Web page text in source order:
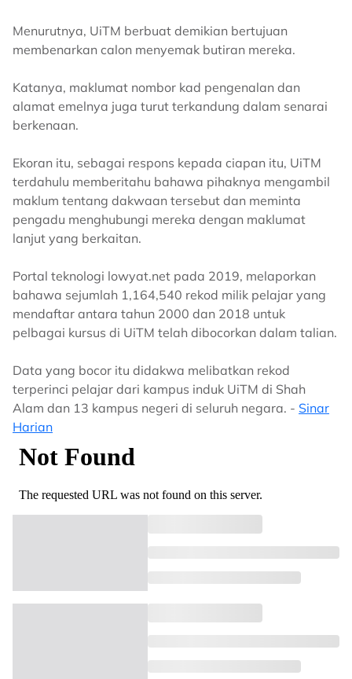
Menurutnya, UiTM berbuat demikian bertujuan
membenarkan calon menyemak butiran mereka.
Katanya, maklumat nombor kad pengenalan dan
alamat emelnya juga turut terkandung dalam senarai
berkenaan.
Ekoran itu, sebagai respons kepada ciapan itu, UiTM
terdahulu memberitahu bahawa pihaknya mengambil
maklum tentang dakwaan tersebut dan meminta
pengadu menghubungi mereka dengan maklumat
lanjut yang berkaitan.
Portal teknologi lowyat.net pada 2019, melaporkan
bahawa sejumlah 1,164,540 rekod milik pelajar yang
mendaftar antara tahun 2000 dan 2018 untuk
pelbagai kursus di UiTM telah dibocorkan dalam talian.
Data yang bocor itu didakwa melibatkan rekod
terperinci pelajar dari kampus induk UiTM di Shah
Alam dan 13 kampus negeri di seluruh negara. - Sinar
Harian